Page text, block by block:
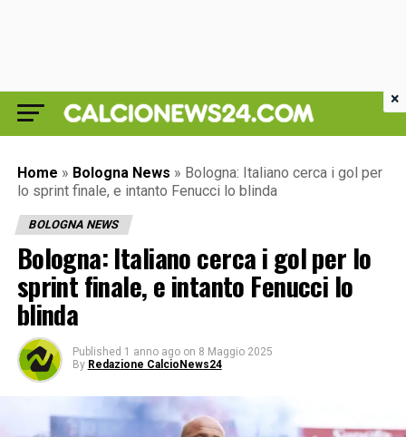
Home » Bologna News » Bologna: Italiano cerca i gol per
lo sprint finale, e intanto Fenucci lo blinda
BOLOGNA NEWS
Bologna: Italiano cerca i gol per lo
sprint finale, e intanto Fenucci lo
blinda
Published 1 anno ago on 8 Maggio 2025
By Redazione CalcioNews24
×